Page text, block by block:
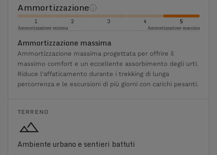
Ammortizzazione
1 2 3 4 5
Ammortizzazione minima Ammortizzazione massima
Ammortizzazione massima
Ammortizzazione massima progettata per offrire il
massimo comfort e un eccellente assorbimento degli urti.
Riduce l'affaticamento durante i trekking di lunga
percorrenza e le escursioni di più giorni con carichi pesanti.
TERRENO
Ambiente urbano e sentieri battuti